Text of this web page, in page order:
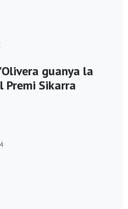
guanya la
Sikarra